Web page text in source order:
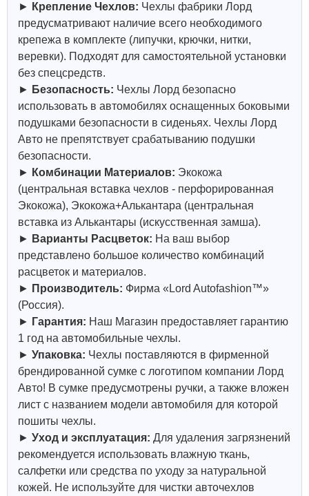
► Крепление Чехлов: Чехлы фабрики Лорд
предусматривают наличие всего необходимого
крепежа в комплекте (липучки, крючки, нитки,
веревки). Подходят для самостоятельной установки
без спецсредств.
► Безопасность: Чехлы Лорд безопасно
использовать в автомобилях оснащенных боковыми
подушками безопасности в сиденьях. Чехлы Лорд
Авто не препятствует срабатыванию подушки
безопасности.
► Комбинации Материалов: Экокожа
(центральная вставка чехлов - перфорированная
Экокожа), Экокожа+Алькантара (центральная
вставка из Алькантары (искусственная замша).
► Варианты Расцветок: На ваш выбор
представлено большое количество комбинаций
расцветок и материалов.
► Производитель: Фирма «Lord Autofashion™»
(Россия).
► Гарантия: Наш Магазин предоставляет гарантию
1 год на автомобильные чехлы.
► Упаковка: Чехлы поставляются в фирменной
брендированной сумке с логотипом компании Лорд
Авто! В сумке предусмотрены ручки, а также вложен
лист с названием модели автомобиля для которой
пошиты чехлы.
► Уход и эксплуатация: Для удаления загрязнений
рекомендуется использовать влажную ткань,
салфетки или средства по уходу за натуральной
кожей. Не используйте для чистки авточехлов